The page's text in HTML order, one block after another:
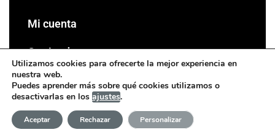
Mi cuenta
Carrito de compra
Tienda
Espinakagrow | Todos los derechos reservados
Diseño web DAdiseño.com
Utilizamos cookies para ofrecerte la mejor experiencia en
nuestra web.
Puedes aprender más sobre qué cookies utilizamos o
desactivarlas en los ajustes.
Aceptar Rechazar Personalizar